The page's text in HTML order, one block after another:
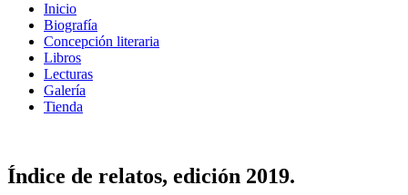
Inicio
Biografía
Concepción literaria
Libros
Lecturas
Galería
Tienda
Índice de relatos, edición 2019.